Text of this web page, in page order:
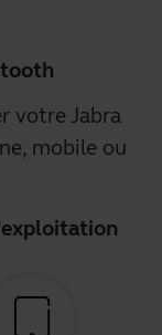
votre Jabra
mobile ou